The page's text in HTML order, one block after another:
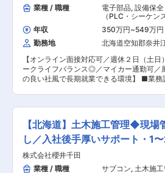
業種 / 職種
電子部品, 設備保
（PLC・シーケン
年収
350万円~549万円
勤務地
北海道空知郡奈井
【オンライン面接対応可／週休２日（土日
ークライフバランス◎／マイカー通勤可／
の良い社風で長期就業できる環境】 ■業務詳細：
要件定義、発注、検図を行う仕事です。 ■入社後
の流れ： まず、既存設備の電気図面、現物
設備の構造、構成をご理解いただきます。
えで、故障時の対応や改造などをOJTにて
ていただきます。 当社にて新設する設備が
ば、設計（設計チェック）、試運転、立上
従事していただきます。 最終的には、機械
【北海道】土木施工管理◆現
し／入社後手厚いサポート・1
あり◎
株式会社櫻井千田
業種 / 職種
サブコン, 土木施